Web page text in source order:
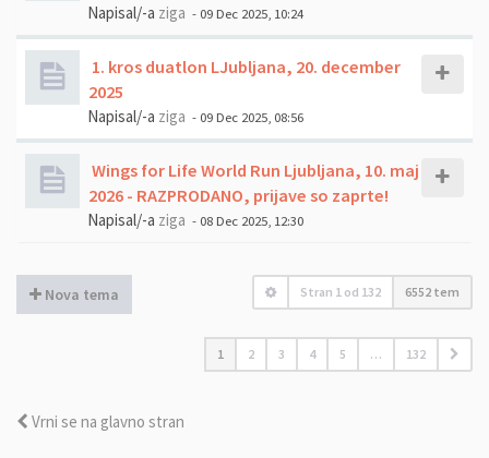
Napisal/-a ziga - 09 Dec 2025, 10:24
1. kros duatlon LJubljana, 20. december
2025
Napisal/-a ziga - 09 Dec 2025, 08:56
Wings for Life World Run Ljubljana, 10. maj
2026 - RAZPRODANO, prijave so zaprte!
Napisal/-a ziga - 08 Dec 2025, 12:30
Nova tema Stran 1 od 132 6552 tem
1 2 3 4 5 … 132
Vrni se na glavno stran